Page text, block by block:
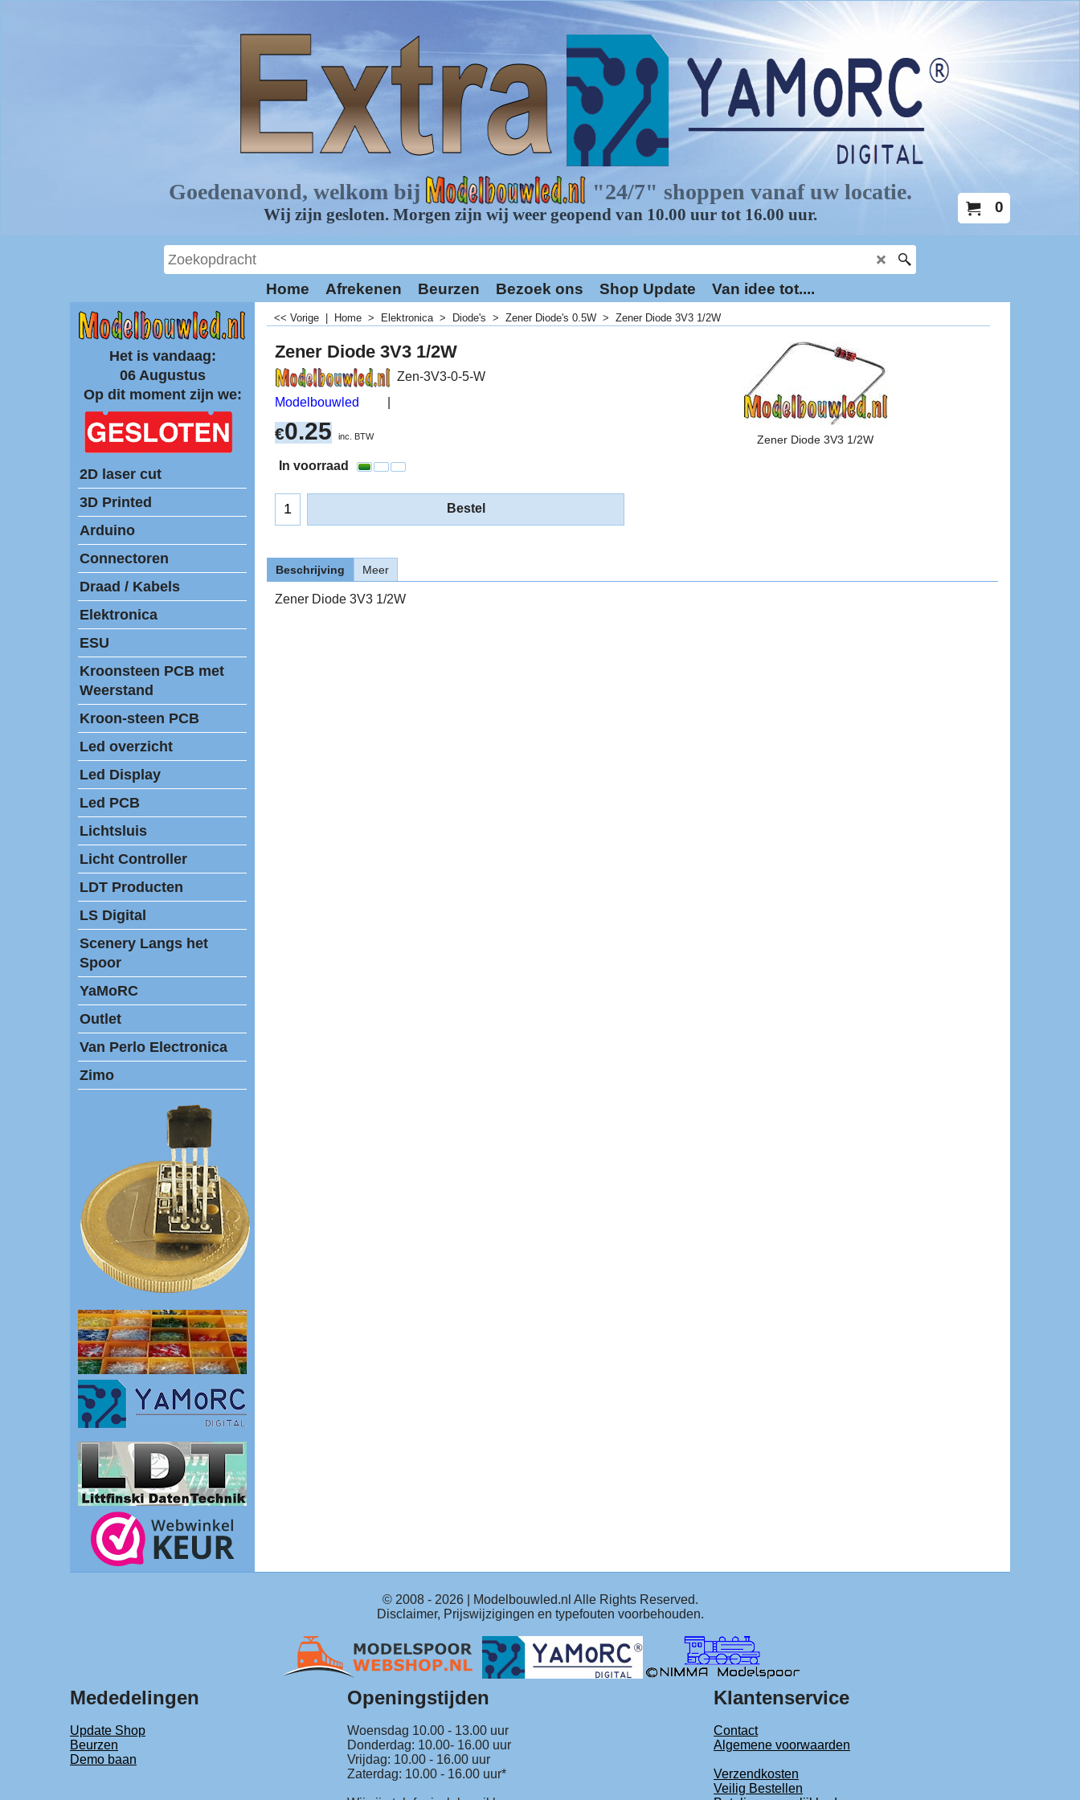
0
Home Afrekenen Beurzen Bezoek ons Shop Update Van idee tot....
Het is vandaag:
06 Augustus
Op dit moment zijn we:
2D laser cut
3D Printed
Arduino
Connectoren
Draad / Kabels
Elektronica
ESU
Kroonsteen PCB met
Weerstand
Kroon-steen PCB
Led overzicht
Led Display
Led PCB
Lichtsluis
Licht Controller
LDT Producten
LS Digital
Scenery Langs het
Spoor
YaMoRC
Outlet
Van Perlo Electronica
Zimo
<< Vorige Home > Elektronica> Diode's > Zener Diode's 0.5W > Zener Diode 3V3 1/2W
Zener Diode 3V3 1/2W
Zener Diode 3V3 1/2W
Modelbouwled
Zen-3V3-0-5-W
€0.25 inc. BTW
In voorraad
Bestel
Beschrijving Meer
Zener Diode 3V3 1/2W
© 2008 - 2026| Modelbouwled.nl Alle Rights Reserved.
Disclaimer, Prijswijzigingen en typefouten voorbehouden.
Mededelingen Openingstijden Klantenservice
Update Shop Woensdag 10.00 - 13.00 uur
Contact
Beurzen
Donderdag: 10.00- 16.00 uur
Algemene voorwaarden
Demo baan
Vrijdag: 10.00 - 16.00 uur
Zaterdag: 10.00 - 16.00 uur*
Verzendkosten
Veilig Bestellen